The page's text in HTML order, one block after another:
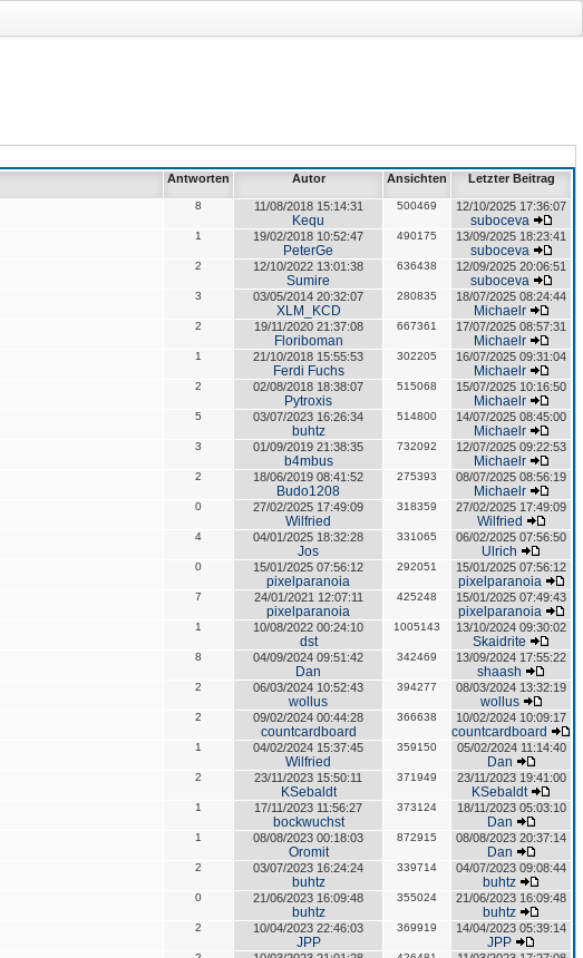
Antworten Autor Ansichten Letzter Beitrag
8 11/08/2018 15:14:31
Kequ
500469 12/10/2025 17:36:07
suboceva
1 19/02/2018 10:52:47
PeterGe
490175 13/09/2025 18:23:41
suboceva
2 12/10/2022 13:01:38
Sumire
636438 12/09/2025 20:06:51
suboceva
3 03/05/2014 20:32:07
XLM_KCD
280835 18/07/2025 08:24:44
Michaelr
2 19/11/2020 21:37:08
Floriboman
667361 17/07/2025 08:57:31
Michaelr
1 21/10/2018 15:55:53
Ferdi Fuchs
302205 16/07/2025 09:31:04
Michaelr
2 02/08/2018 18:38:07
Pytroxis
515068 15/07/2025 10:16:50
Michaelr
5 03/07/2023 16:26:34
buhtz
514800 14/07/2025 08:45:00
Michaelr
3 01/09/2019 21:38:35
b4mbus
732092 12/07/2025 09:22:53
Michaelr
2 18/06/2019 08:41:52
Budo1208
275393 08/07/2025 08:56:19
Michaelr
0 27/02/2025 17:49:09
Wilfried
318359 27/02/2025 17:49:09
Wilfried
4 04/01/2025 18:32:28
Jos
331065 06/02/2025 07:56:50
Ulrich
0 15/01/2025 07:56:12
pixelparanoia
292051 15/01/2025 07:56:12
pixelparanoia
7 24/01/2021 12:07:11
pixelparanoia
425248 15/01/2025 07:49:43
pixelparanoia
1 10/08/2022 00:24:10
dst
1005143 13/10/2024 09:30:02
Skaidrite
8 04/09/2024 09:51:42
Dan
342469 13/09/2024 17:55:22
shaash
2 06/03/2024 10:52:43
wollus
394277 08/03/2024 13:32:19
wollus
2 09/02/2024 00:44:28
countcardboard
366638 10/02/2024 10:09:17
countcardboard
1 04/02/2024 15:37:45
Wilfried
359150 05/02/2024 11:14:40
Dan
2 23/11/2023 15:50:11
KSebaldt
371949 23/11/2023 19:41:00
KSebaldt
1 17/11/2023 11:56:27
bockwuchst
373124 18/11/2023 05:03:10
Dan
1 08/08/2023 00:18:03
Oromit
872915 08/08/2023 20:37:14
Dan
2 03/07/2023 16:24:24
buhtz
339714 04/07/2023 09:08:44
buhtz
0 21/06/2023 16:09:48
buhtz
355024 21/06/2023 16:09:48
buhtz
2 10/04/2023 22:46:03
JPP
369919 14/04/2023 05:39:14
JPP